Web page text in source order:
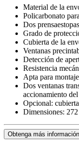
Material de la
Policarbonato
Dos
Grado de
Cubierta de la
Ventanas
Detección de
Resistencia
Apta para
Dos ventanas
accionamiento
Opcional:
Dimensiones:
Obtenga más información